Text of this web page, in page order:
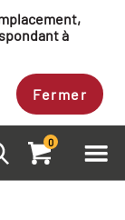
à
Fermer
0